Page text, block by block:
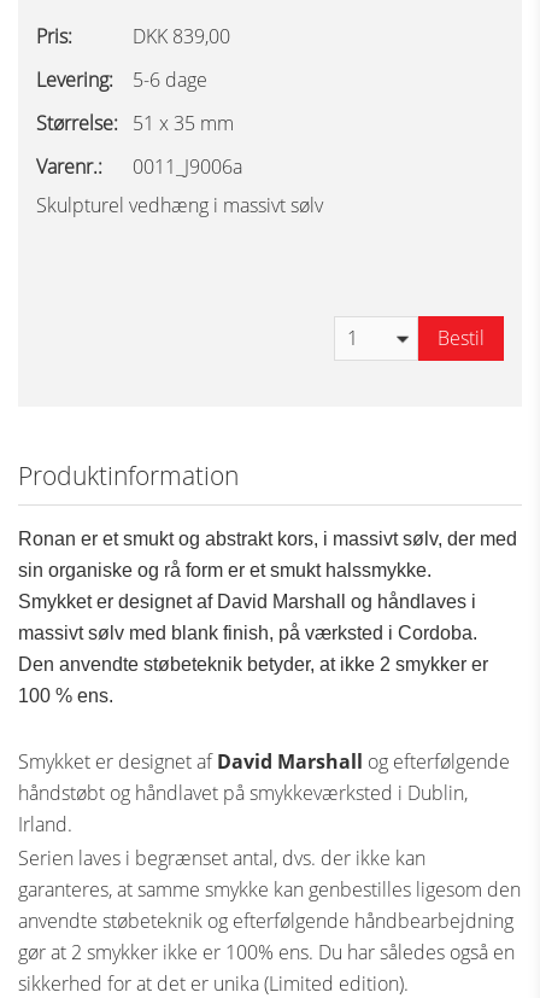
Pris:
DKK 839,00
Levering:
5-6 dage
Størrelse: 51 x 35 mm
Varenr.:
0011_J9006a
Skulpturel vedhæng i massivt sølv
Bestil
Produktinformation
Ronan er et smukt og abstrakt kors, i massivt sølv, der med
sin organiske og rå form er et smukt halssmykke.
Smykket er designet af David Marshall og håndlaves i
massivt sølv med blank finish, på værksted i Cordoba.
Den anvendte støbeteknik betyder, at ikke 2 smykker er
100 % ens.
Smykket er designet afDavid Marshall og efterfølgende
håndstøbt og håndlavet på smykkeværksted i Dublin,
Irland.
Serien laves i begrænset antal, dvs. der ikke kan
garanteres, at samme smykke kan genbestilles ligesom den
anvendte støbeteknik og efterfølgende håndbearbejdning
gør at 2 smykker ikke er 100% ens. Du har således også en
sikkerhed for at det er unika (Limited edition).